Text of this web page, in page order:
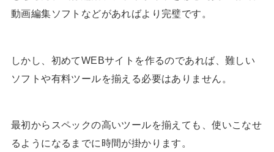
動画編集ソフトなどがあればより完璧です。
しかし、初めてWEBサイトを作るのであれば、難しい
ソフトや有料ツールを揃える必要はありません。
最初からスペックの高いツールを揃えても、使いこなせ
るようになるまでに時間が掛かります。